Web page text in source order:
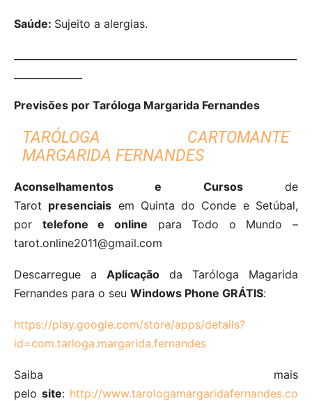
Saúde: Sujeito a alergias.
Previsões por Taróloga Margarida Fernandes
TARÓLOGA CARTOMANTE
MARGARIDA FERNANDES
Aconselhamentos e Cursosde
Tarot presenciais em Quinta do Conde e Setúbal,
por telefone e online para Todo o Mundo –
tarot.online2011@gmail.com
Descarregue a Aplicação da Taróloga Magarida
Fernandes para o seu Windows Phone GRÁTIS:
https://play.google.com/store/apps/details?
id=com.tarloga.margarida.fernandes
Saiba mais
pelo site: http://www.tarologamargaridafernandes.co